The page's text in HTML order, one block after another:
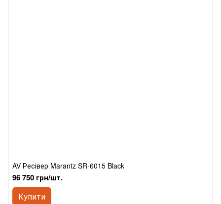
AV Ресівер Marantz SR-6015 Black
96 750 грн/шт.
Купити